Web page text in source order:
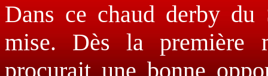
Dans ce chaud derby du
mise. Dès la première
procurait une bonne